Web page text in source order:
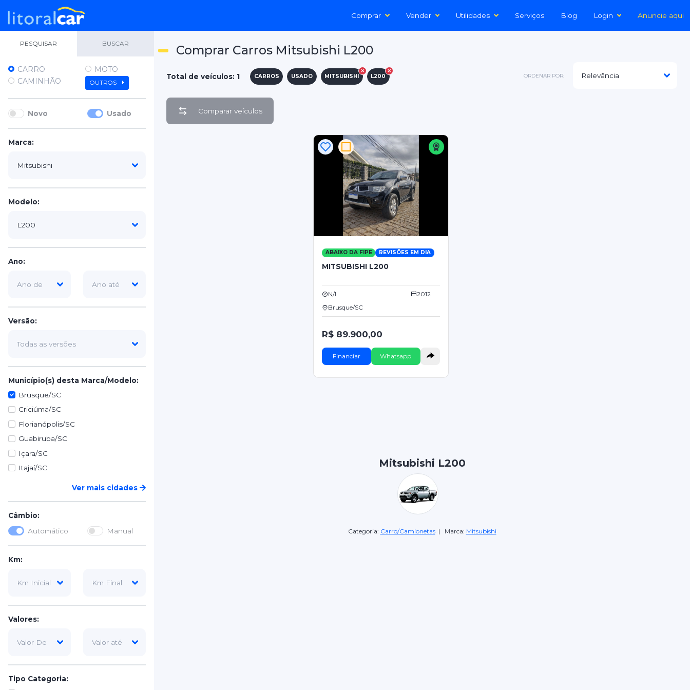
Comprar Vender Utilidades Serviços Blog Login Anuncie aqui
PESQUISAR BUSCAR
CARRO
MOTO
CAMINHÃO
OUTROS
Novo Usado
Marca:
Modelo:
Ano:
Versão:
Município(s) desta Marca/Modelo:
Brusque/SC
Criciúma/SC
Florianópolis/SC
Guabiruba/SC
Içara/SC
Itajaí/SC
Ver mais cidades
Câmbio:
Automático
Manual
Km:
Valores:
Tipo Categoria:
Comprar Carros Mitsubishi L200
Total de veículos: 1 CARROS USADO MITSUBISHI L200 ORDENAR POR:
Comparar veículos
ABAIXO DA FIPE REVISÕES EM DIA
MITSUBISHI L200
N/I
2012
Brusque/SC
R$ 89.900,00
Financiar Whatsapp
Mitsubishi L200
Categoria: Carro/Camionetas| Marca: Mitsubishi